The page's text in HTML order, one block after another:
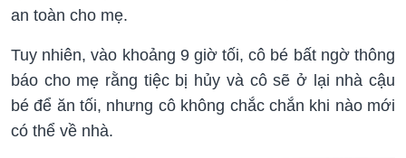
an toàn cho mẹ.
Tuy nhiên, vào khoảng 9 giờ tối, cô bé bất ngờ thông
báo cho mẹ rằng tiệc bị hủy và cô sẽ ở lại nhà cậu
bé để ăn tối, nhưng cô không chắc chắn khi nào mới
có thể về nhà.